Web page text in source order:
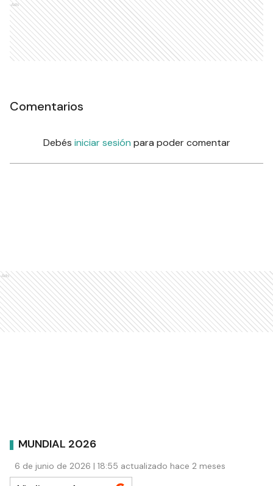
Ads
Comentarios
Debés iniciar sesión para poder comentar
Ads
MUNDIAL 2026
6 de junio de 2026 | 18:55 actualizado hace 2 meses